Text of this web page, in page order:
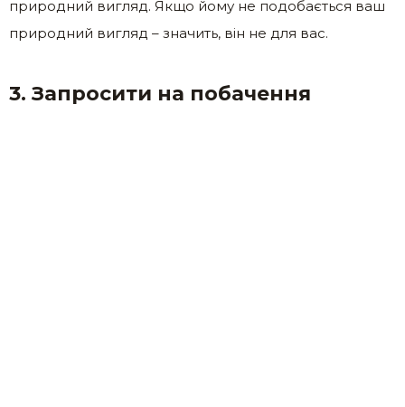
природний вигляд. Якщо йому не подобається ваш
природний вигляд – значить, він не для вас.
3. Запросити на побачення